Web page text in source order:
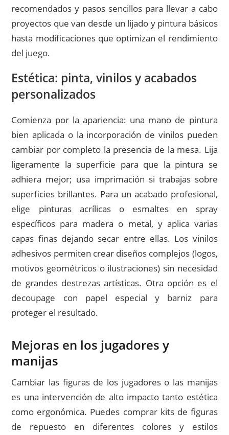
recomendados y pasos sencillos para llevar a cabo
proyectos que van desde un lijado y pintura básicos
hasta modificaciones que optimizan el rendimiento
del juego.
Estética: pinta, vinilos y acabados
personalizados
Comienza por la apariencia: una mano de pintura
bien aplicada o la incorporación de vinilos pueden
cambiar por completo la presencia de la mesa. Lija
ligeramente la superficie para que la pintura se
adhiera mejor; usa imprimación si trabajas sobre
superficies brillantes. Para un acabado profesional,
elige pinturas acrílicas o esmaltes en spray
específicos para madera o metal, y aplica varias
capas finas dejando secar entre ellas. Los vinilos
adhesivos permiten crear diseños complejos (logos,
motivos geométricos o ilustraciones) sin necesidad
de grandes destrezas artísticas. Otra opción es el
decoupage con papel especial y barniz para
proteger el resultado.
Mejoras en los jugadores y
manijas
Cambiar las figuras de los jugadores o las manijas
es una intervención de alto impacto tanto estética
como ergonómica. Puedes comprar kits de figuras
de repuesto en diferentes colores y estilos